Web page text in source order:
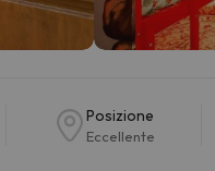
Posizione
Eccellente